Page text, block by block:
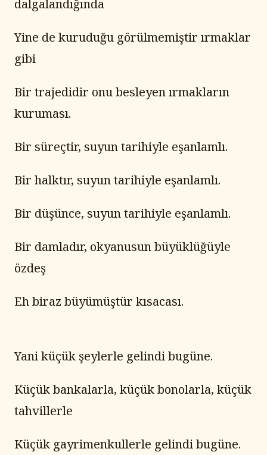
dalgalandığında
Yine de kuruduğu görülmemiştir ırmaklar
gibi
Bir trajedidir onu besleyen ırmakların
kuruması.
Bir süreçtir, suyun tarihiyle eşanlamlı.
Bir halktır, suyun tarihiyle eşanlamlı.
Bir düşünce, suyun tarihiyle eşanlamlı.
Bir damladır, okyanusun büyüklüğüyle
özdeş
Eh biraz büyümüştür kısacası.
Yani küçük şeylerle gelindi bugüne.
Küçük bankalarla, küçük bonolarla, küçük
tahvillerle
Küçük gayrimenkullerle gelindi bugüne.